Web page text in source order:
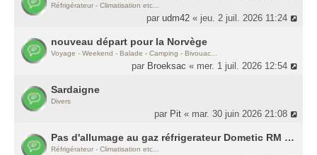
Réfrigérateur - Climatisation etc...
parudm42 « jeu. 2 juil. 2026 11:24
nouveau départ pour la Norvège
Voyage - Weekend - Balade - Camping - Bivouac...
par Broeksac « mer. 1 juil. 2026 12:54
Sardaigne
Divers
par Pit « mar. 30 juin 2026 21:08
Pas d'allumage au gaz réfrigerateur Dometic RM 5380 - Résolu
Réfrigérateur - Climatisation etc...